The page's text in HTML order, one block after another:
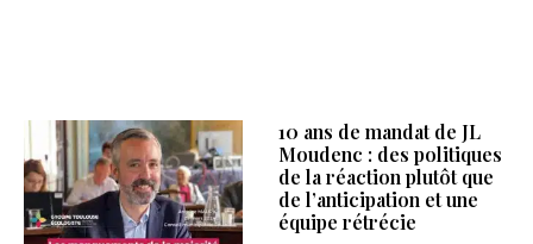
10 ans de mandat de JL
Moudenc : des politiques
de la réaction plutôt que
de l’anticipation et une
équipe rétrécie